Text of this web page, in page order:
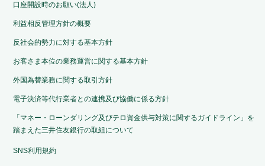
口座開設時のお願い(法人)
利益相反管理方針の概要
反社会的勢力に対する基本方針
お客さま本位の業務運営に関する基本方針
外国為替業務に関する取引方針
電子決済等代行業者との連携及び協働に係る方針
「マネー・ローンダリング及びテロ資金供与対策に関するガイドライン」を
踏まえた三井住友銀行の取組について
SNS利用規約